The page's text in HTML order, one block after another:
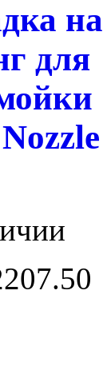
на
для